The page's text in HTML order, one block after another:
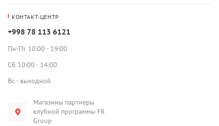
КОНТАКТ-ЦЕНТР
+998 78 113 6121
Пн-Пт 10:00 - 19:00
Сб 10:00 - 14:00
Вс - выходной
Магазины партнеры
клубной программы FR
Group